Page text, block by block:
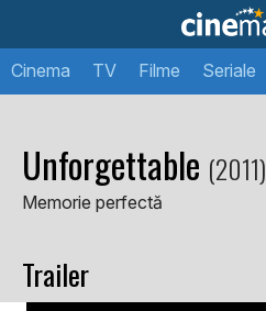
Cinema TV Filme Seriale
Unforgettable (2011)
Memorie perfectă
Trailer